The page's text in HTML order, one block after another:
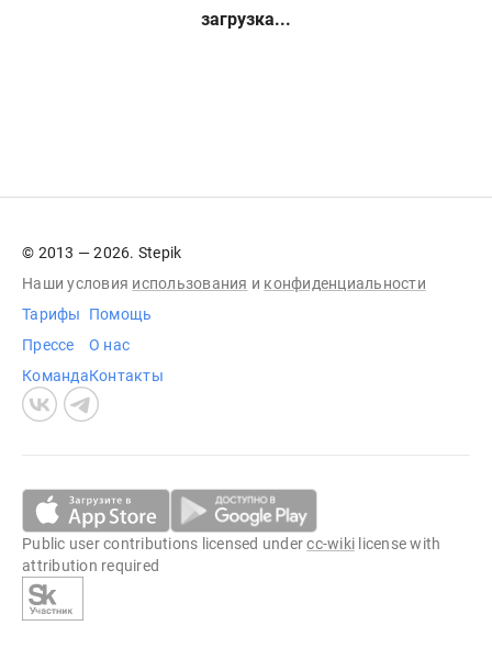
загрузка...
© 2013 — 2026. Stepik
Наши условия использования и конфиденциальности
Тарифы
Прессе
Команда
Помощь
О нас
Контакты
Public user contributions licensed undercc-wiki license with
attribution required